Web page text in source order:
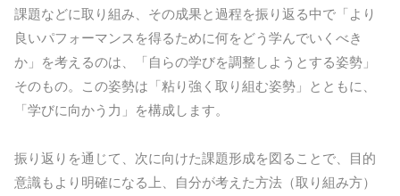
課題などに取り組み、その成果と過程を振り返る中で「より
良いパフォーマンスを得るために何をどう学んでいくべき
か」を考えるのは、「自らの学びを調整しようとする姿勢」
そのもの。この姿勢は「粘り強く取り組む姿勢」とともに、
「学びに向かう力」を構成します。
振り返りを通じて、次に向けた課題形成を図ることで、目的
意識もより明確になる上、自分が考えた方法（取り組み方）